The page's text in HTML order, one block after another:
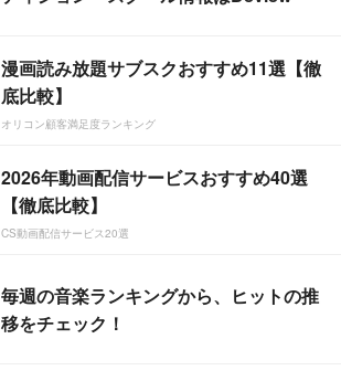
漫画読み放題サブスクおすすめ11選【徹
底比較】
オリコン顧客満足度ランキング
2026年動画配信サービスおすすめ40選
【徹底比較】
CS動画配信サービス20選
毎週の音楽ランキングから、ヒットの推
移をチェック！